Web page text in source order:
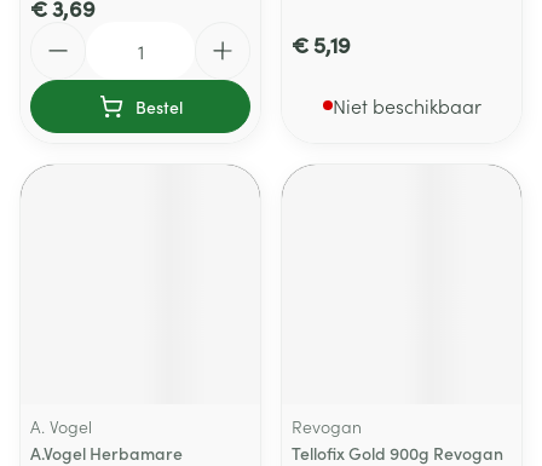
€ 3,69
Bestel
€ 5,19
Niet beschikbaar
A. Vogel
A.Vogel Herbamare
Revogan
Tellofix Gold 900g Revogan